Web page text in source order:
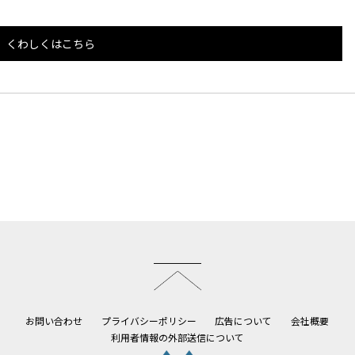
くわしくはこちら
お問い合わせ プライバシーポリシー 広告について
会社概要
利用者情報の外部送信について